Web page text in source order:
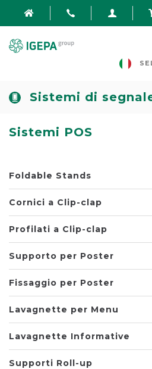
Sistemi di
Sistemi POS
Foldable Stands
Cornici a Clip-clap
Profilati a Clip-clap
Supporto per Poster
Fissaggio per Poster
Lavagnette per Menu
Lavagnette Informative
Supporti Roll-up